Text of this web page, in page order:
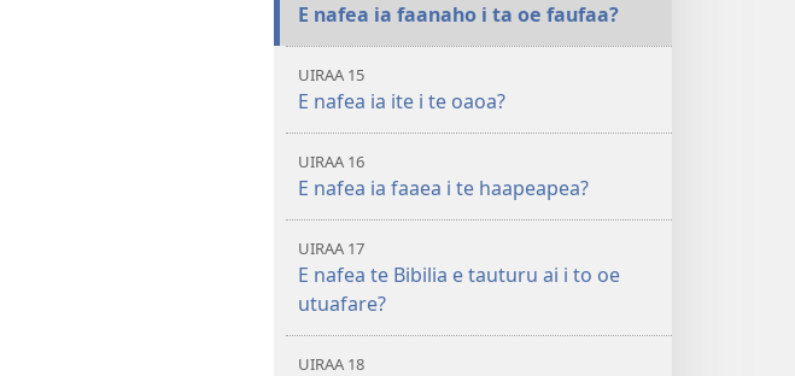
E nafea ia faanaho i ta oe faufaa?
UIRAA 15
E nafea ia ite i te oaoa?
UIRAA 16
E nafea ia faaea i te haapeapea?
UIRAA 17
E nafea te Bibilia e tauturu ai i to oe
utuafare?
UIRAA 18